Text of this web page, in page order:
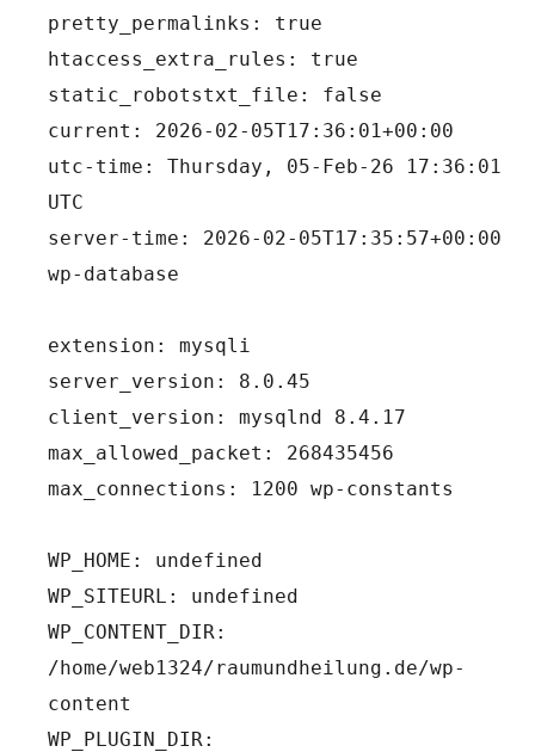
pretty_permalinks: true
htaccess_extra_rules: true
static_robotstxt_file: false
current: 2026-02-05T17:36:01+00:00
utc-time: Thursday, 05-Feb-26 17:36:01
UTC
server-time: 2026-02-05T17:35:57+00:00
wp-database
extension: mysqli
server_version: 8.0.45
client_version: mysqlnd 8.4.17
max_allowed_packet: 268435456
max_connections: 1200 wp-constants
WP_HOME: undefined
WP_SITEURL: undefined
WP_CONTENT_DIR:
/home/web1324/raumundheilung.de/wp-
content
WP_PLUGIN_DIR: